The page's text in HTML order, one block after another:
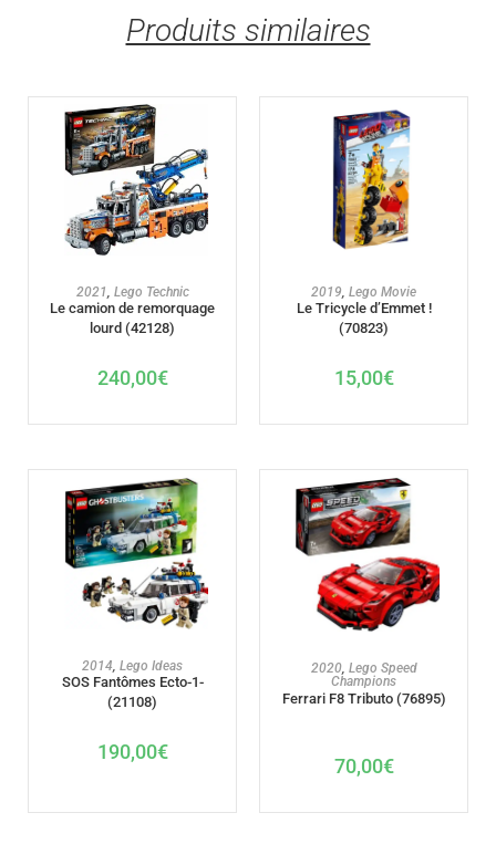
Produits similaires
AJOUTER AU PANIER
2021, Lego Technic
Le camion de remorquage
lourd (42128)
240,00€
AJOUTER AU PANIER
2019, Lego Movie
Le Tricycle d’Emmet !
(70823)
15,00€
AJOUTER AU PANIER
2014, Lego Ideas
SOS Fantômes Ecto-1-
(21108)
190,00€
AJOUTER AU PANIER
2020, Lego Speed
Champions
Ferrari F8 Tributo (76895)
70,00€